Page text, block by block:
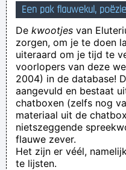
een wonder is
Cause today the sea
nieuw van tampaks:
Je weet wat is wat
Revise right before
Een pak flauwekul,
De kwootjes van
zorgen, om je te doen
uiteraard om je tijd te
voorlopers van deze
2004) in de database!
aangevuld en bestaat
chatboxen (zelfs nog
materiaal uit de
nietszeggende
flauwe zever.
Het zijn er véél,
te lijsten.